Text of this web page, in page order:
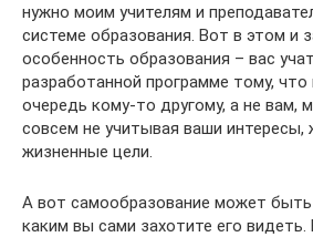
нужно моим учителям и
системе образования. Вот в этом и
особенность образования – вас
разработанной программе тому,
очередь кому-то другому, а не вам,
совсем не учитывая ваши интересы,
жизненные цели.
А вот самообразование может быть
каким вы сами захотите его